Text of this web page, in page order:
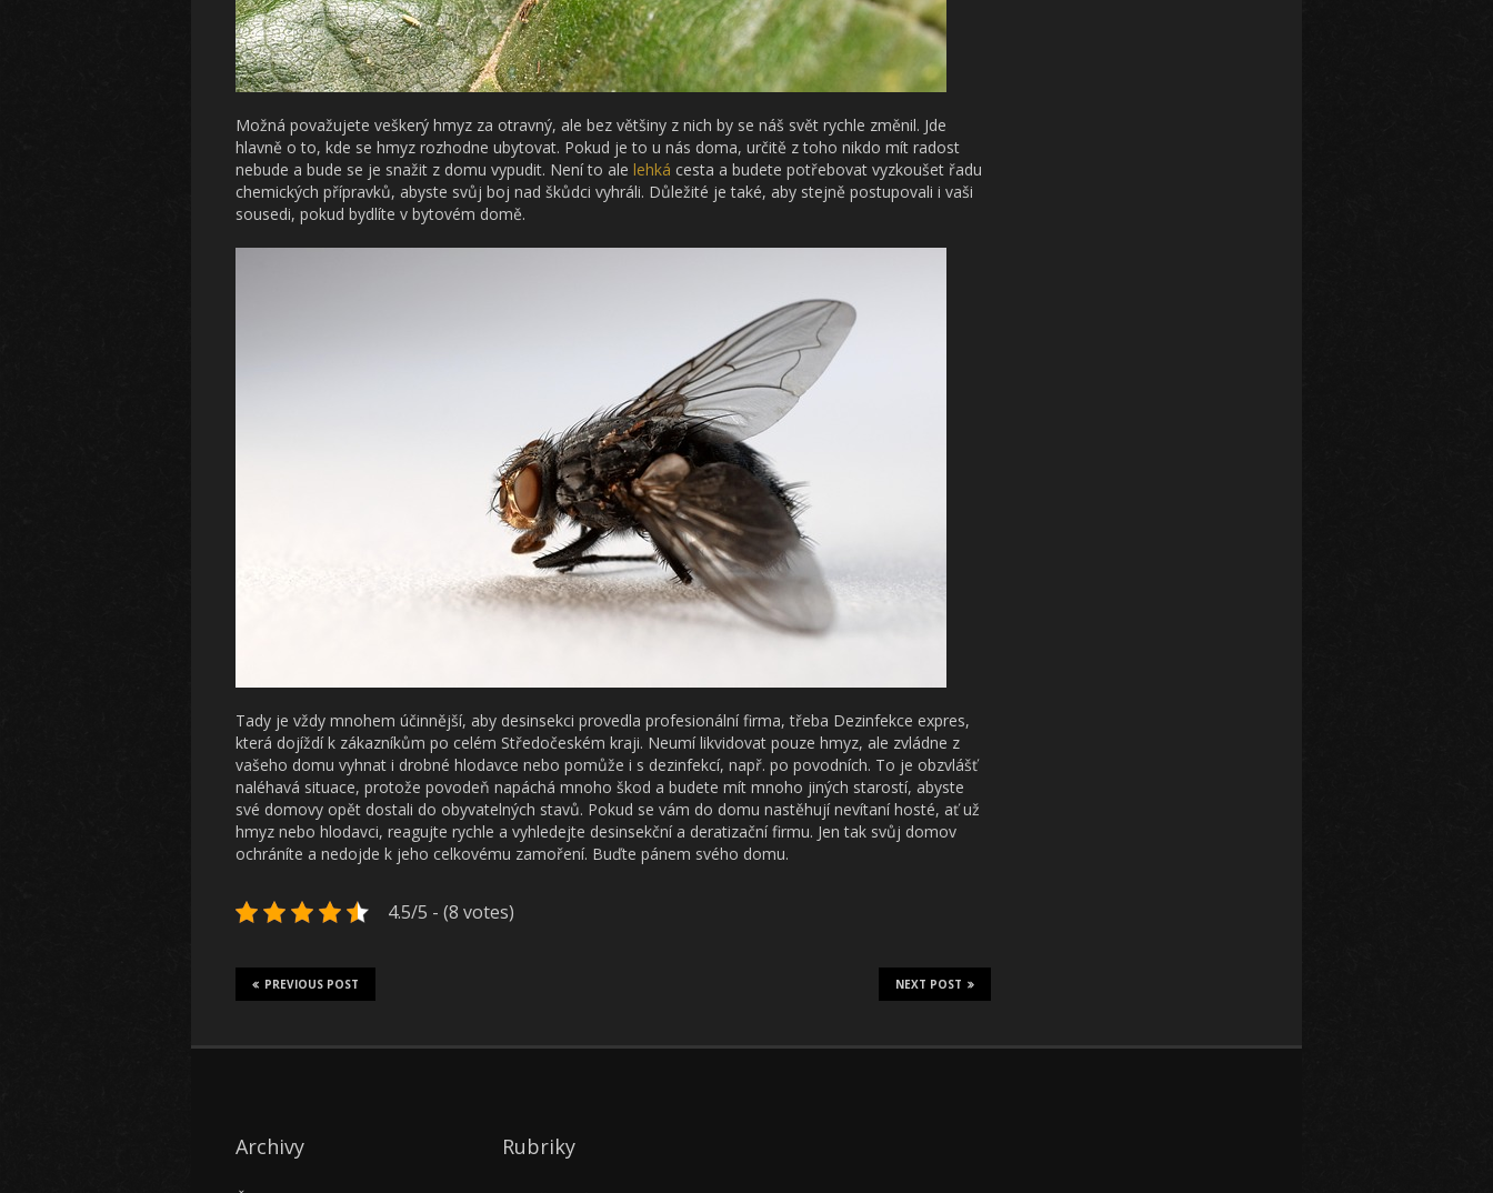
Možná považujete veškerý hmyz za otravný, ale bez většiny z nich by se náš svět rychle změnil. Jde
hlavně o to, kde se hmyz rozhodne ubytovat. Pokud je to u nás doma, určitě z toho nikdo mít radost
nebude a bude se je snažit z domu vypudit. Není to ale lehká cesta a budete potřebovat vyzkoušet řadu
chemických přípravků, abyste svůj boj nad škůdci vyhráli. Důležité je také, aby stejně postupovali i vaši
sousedi, pokud bydlíte v bytovém domě.
Tady je vždy mnohem účinnější, aby desinsekci provedla profesionální firma, třeba Dezinfekce expres,
která dojíždí k zákazníkům po celém Středočeském kraji. Neumí likvidovat pouze hmyz, ale zvládne z
vašeho domu vyhnat i drobné hlodavce nebo pomůže i s dezinfekcí, např. po povodních. To je obzvlášť
naléhavá situace, protože povodeň napáchá mnoho škod a budete mít mnoho jiných starostí, abyste
své domovy opět dostali do obyvatelných stavů. Pokud se vám do domu nastěhují nevítaní hosté, ať už
hmyz nebo hlodavci, reagujte rychle a vyhledejte desinsekční a deratizační firmu. Jen tak svůj domov
ochráníte a nedojde k jeho celkovému zamoření. Buďte pánem svého domu.
4.5/5 - (8 votes)
NEXT POST
PREVIOUS POST
Archivy Rubriky